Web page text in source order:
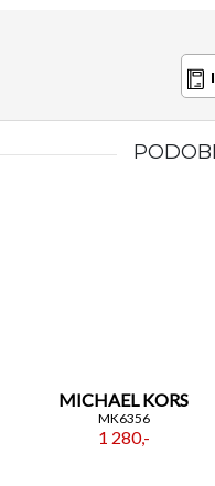
MICHAEL KORS
MK6356
1 280,-